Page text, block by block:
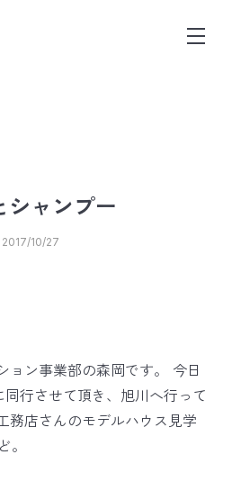
シャンプー
2017/10/27
ョン事業部の森岡です。 今日
行させて頂き、旭川へ行って
務店さんのモデルハウス見学
。